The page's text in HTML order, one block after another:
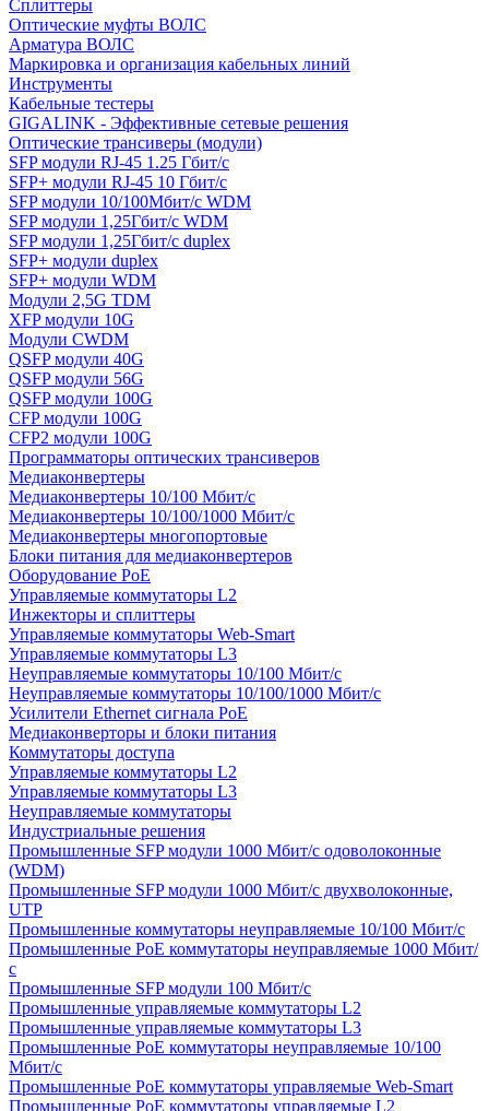
Сплиттеры
Оптические муфты ВОЛС
Арматура ВОЛС
Маркировка и организация кабельных линий
Инструменты
Кабельные тестеры
GIGALINK - Эффективные сетевые решения
Оптические трансиверы (модули)
SFP модули RJ-45 1.25 Гбит/c
SFP+ модули RJ-45 10 Гбит/c
SFP модули 10/100Мбит/с WDM
SFP модули 1,25Гбит/с WDM
SFP модули 1,25Гбит/с duplex
SFP+ модули duplex
SFP+ модули WDM
Модули 2,5G TDM
XFP модули 10G
Модули CWDM
QSFP модули 40G
QSFP модули 56G
QSFP модули 100G
CFP модули 100G
CFP2 модули 100G
Программаторы оптических трансиверов
Медиаконвертеры
Медиаконвертеры 10/100 Мбит/с
Медиаконвертеры 10/100/1000 Мбит/c
Медиаконвертеры многопортовые
Блоки питания для медиаконвертеров
Оборудование PoE
Управляемые коммутаторы L2
Инжекторы и сплиттеры
Управляемые коммутаторы Web-Smart
Управляемые коммутаторы L3
Неуправляемые коммутаторы 10/100 Мбит/с
Неуправляемые коммутаторы 10/100/1000 Мбит/с
Усилители Ethernet сигнала PoE
Медиаконверторы и блоки питания
Коммутаторы доступа
Управляемые коммутаторы L2
Управляемые коммутаторы L3
Неуправляемые коммутаторы
Индустриальные решения
Промышленные SFP модули 1000 Мбит/c одоволоконные
(WDM)
Промышленные SFP модули 1000 Мбит/c двухволоконные,
UTP
Промышленные коммутаторы неуправляемые 10/100 Мбит/с
Промышленные PoE коммутаторы неуправляемые 1000 Мбит/
с
Промышленные SFP модули 100 Мбит/c
Промышленные управляемые коммутаторы L2
Промышленные управляемые коммутаторы L3
Промышленные PoE коммутаторы неуправляемые 10/100
Мбит/с
Промышленные PoE коммутаторы управляемые Web-Smart
Промышленные PoE коммутаторы управляемые L2